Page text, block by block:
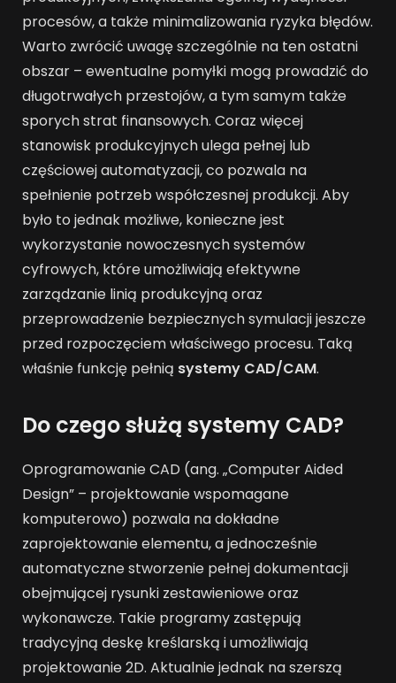
procesów, a także minimalizowania ryzyka błędów.
Warto zwrócić uwagę szczególnie na ten ostatni
obszar – ewentualne pomyłki mogą prowadzić do
długotrwałych przestojów, a tym samym także
sporych strat finansowych. Coraz więcej
stanowisk produkcyjnych ulega pełnej lub
częściowej automatyzacji, co pozwala na
spełnienie potrzeb współczesnej produkcji. Aby
było to jednak możliwe, konieczne jest
wykorzystanie nowoczesnych systemów
cyfrowych, które umożliwiają efektywne
zarządzanie linią produkcyjną oraz
przeprowadzenie bezpiecznych symulacji jeszcze
przed rozpoczęciem właściwego procesu. Taką
właśnie funkcję pełnią systemy CAD/CAM.
Do czego służą systemy CAD?
Oprogramowanie CAD (ang. „Computer Aided
Design” – projektowanie wspomagane
komputerowo) pozwala na dokładne
zaprojektowanie elementu, a jednocześnie
automatyczne stworzenie pełnej dokumentacji
obejmującej rysunki zestawieniowe oraz
wykonawcze. Takie programy zastępują
tradycyjną deskę kreślarską i umożliwiają
projektowanie 2D. Aktualnie jednak na szerszą